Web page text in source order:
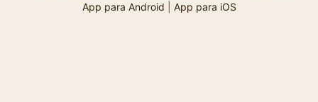
App para Android
App para iOS